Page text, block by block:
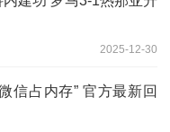
2025-12-30
信占内存” 官方最新回